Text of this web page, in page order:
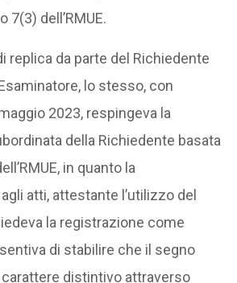
7(3) dell’RMUE.
replica da parte del Richiedente
lo stesso, con
2023, respingeva la
della Richiedente basata
in quanto la
atti, attestante l’utilizzo del
la registrazione come
di stabilire che il segno
distintivo attraverso